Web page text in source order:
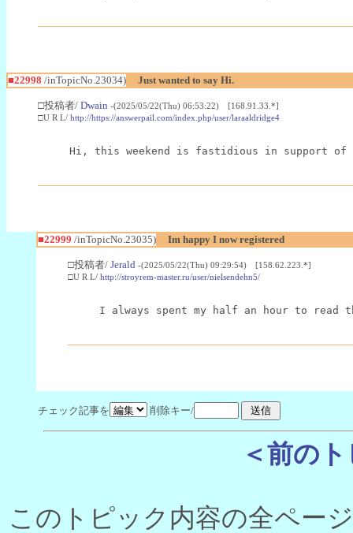
■22998 /inTopicNo.23034) Just wanted to say Hi.
□投稿者/ Dwain -(2025/05/22(Thu) 06:53:22) [168.91.33.*]
□U R L/ http://https://answerpail.com/index.php/user/laraaldridge4
Hi, this weekend is fastidious in support of
■22999 /inTopicNo.23035) Im happy I now registered
□投稿者/ Jerald -(2025/05/22(Thu) 09:29:54) [158.62.223.*]
□U R L/ http://stroyrem-master.ru/user/nielsendehn5/
I always spent my half an hour to
チェック記事を 削除キー/
＜前の
このトピック内容の全ペー